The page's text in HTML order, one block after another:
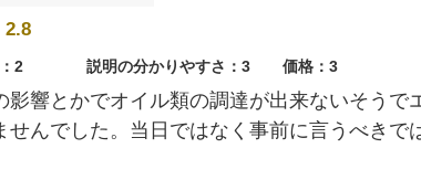
2.8
2 説明の分かりやすさ：3 価格：3
影響とかでオイル類の調達が出来ないそうで
せんでした。当日ではなく事前に言うべきで